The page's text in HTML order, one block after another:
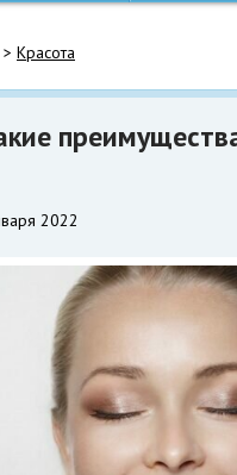
Красота
2022